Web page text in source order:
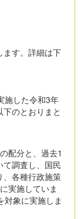
ます。詳細は下
施した令和3年
のとおりまと
配分と、過去1
調査し、国民
、各種行政施策
実施していま
象に実施しま